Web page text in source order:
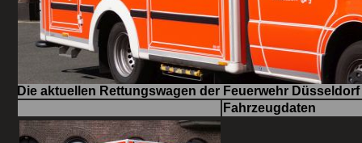
Die aktuellen Rettungswagen der Feuerwehr Düsseldorf
Fahrzeugdaten